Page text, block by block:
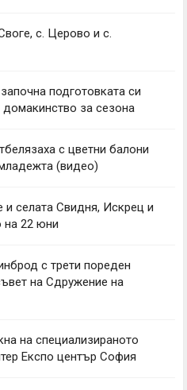
с. Церово и с.
подготовката си
за сезона
с цветни балони
(видео)
селата Свидня, Искрец и
22 юни
с трети пореден
на Сдружение на
на специализираното
Експо център София